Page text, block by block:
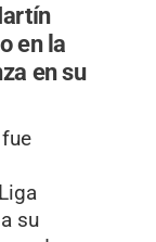
en la
en su
su